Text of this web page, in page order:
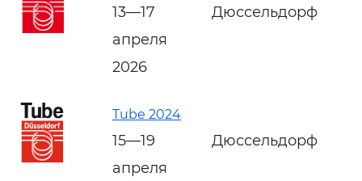
13—17
апреля
2026
Дюссельдорф
Tube 2024
15—19
апреля
Дюссельдорф